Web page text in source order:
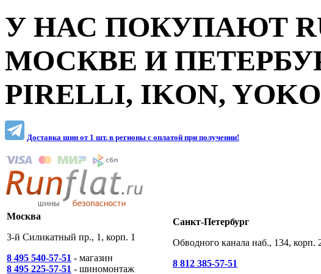
У НАС ПОКУПАЮТ
МОСКВЕ И
PIRELLI, IKON,
Доставка шин от 1 шт. в регионы c оплатой при получении!
Москва
3-й Силикатный пр., 1, корп. 1
8 495 540-57-51 - магазин
8 495 225-57-51 - шиномонтаж
Санкт-Петербург
Обводного канала наб., 134, корп.
8 812 385-57-51